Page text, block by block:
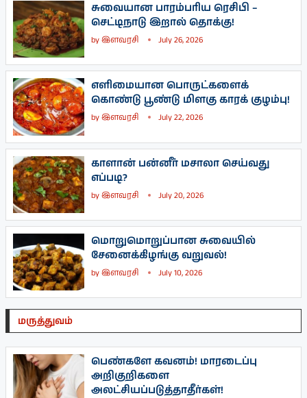
சுவையான பாரம்பரிய ரெசிபி –
செட்டிநாடு இறால் தொக்கு!
byஇளவரசி July 26, 2026
எளிமையான பொருட்களைக்
கொண்டு பூண்டு மிளகு காரக் குழம்பு!
byஇளவரசி July 22, 2026
காளான் பன்னீர் மசாலா செய்வது
எப்படி?
byஇளவரசி July 20, 2026
மொறுமொறுப்பான சுவையில்
சேனைக்கிழங்கு வறுவல்!
byஇளவரசி July 10, 2026
மருத்துவம்
பெண்களே கவனம்! மாரடைப்பு
அறிகுறிகளை
அலட்சியப்படுத்தாதீர்கள்!